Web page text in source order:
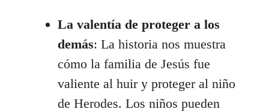
La valentía de proteger a los
demás: La historia nos muestra
cómo la familia de Jesús fue
valiente al huir y proteger al niño
de Herodes. Los niños pueden